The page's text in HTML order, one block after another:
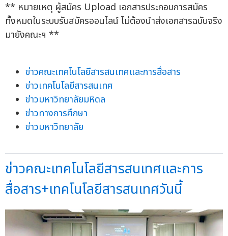
** หมายเหตุ ผู้สมัคร Upload เอกสารประกอบการสมัคร
ทั้งหมดในระบบรับสมัครออนไลน์ ไม่ต้องนำส่งเอกสารฉบับจริง
มายังคณะฯ **
ข่าวคณะเทคโนโลยีสารสนเทศและการสื่อสาร
ข่าวเทคโนโลยีสารสนเทศ
ข่าวมหาวิทยาลัยมหิดล
ข่าวทางการศึกษา
ข่าวมหาวิทยาลัย
ข่าวคณะเทคโนโลยีสารสนเทศและการ
สื่อสาร+เทคโนโลยีสารสนเทศวันนี้